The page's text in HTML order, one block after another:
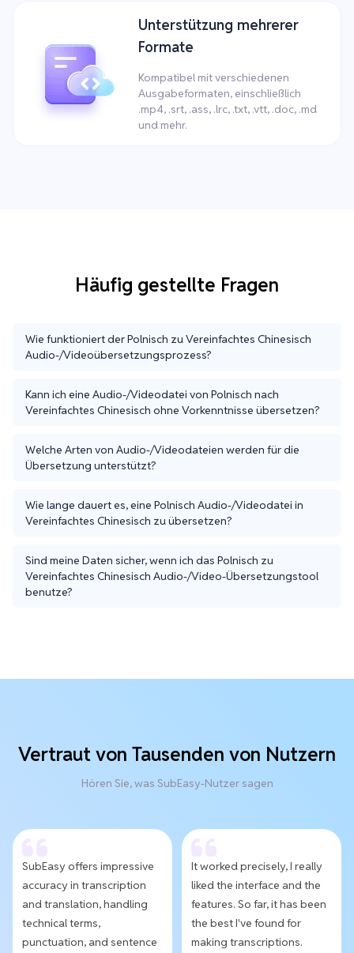
Unterstützung mehrerer
Formate
Kompatibel mit verschiedenen
Ausgabeformaten, einschließlich
.mp4, .srt, .ass, .lrc, .txt, .vtt, .doc, .md
und mehr.
Häufig gestellte Fragen
Wie funktioniert der Polnisch zu Vereinfachtes Chinesisch
Audio-/Videoübersetzungsprozess?
Kann ich eine Audio-/Videodatei von Polnisch nach
Vereinfachtes Chinesisch ohne Vorkenntnisse übersetzen?
Welche Arten von Audio-/Videodateien werden für die
Übersetzung unterstützt?
Wie lange dauert es, eine Polnisch Audio-/Videodatei in
Vereinfachtes Chinesisch zu übersetzen?
Sind meine Daten sicher, wenn ich das Polnisch zu
Vereinfachtes Chinesisch Audio-/Video-Übersetzungstool
benutze?
Vertraut von Tausenden von Nutzern
Hören Sie, was SubEasy-Nutzer sagen
SubEasy offers impressive
accuracy in transcription
and translation, handling
technical terms,
punctuation, and sentence
It worked precisely, I really
liked the interface and the
features. So far, it has been
the best I've found for
making transcriptions.